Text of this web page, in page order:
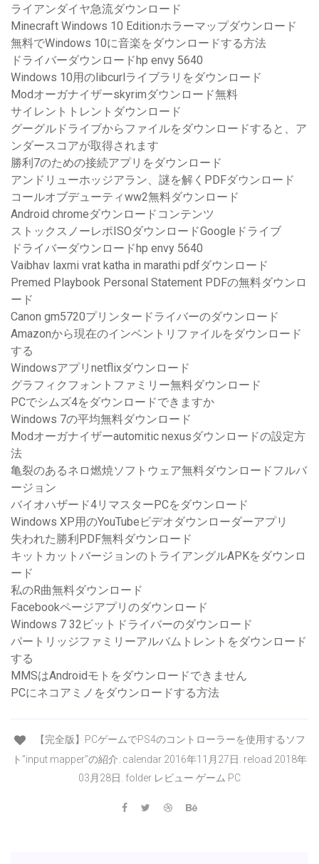
ライアンダイヤ急流ダウンロード
Minecraft Windows 10 Editionホラーマップダウンロード
無料でWindows 10に音楽をダウンロードする方法
ドライバーダウンロードhp envy 5640
Windows 10用のlibcurlライブラリをダウンロード
Modオーガナイザーskyrimダウンロード無料
サイレントトレントダウンロード
グーグルドライブからファイルをダウンロードすると、ア
ンダースコアが取得されます
勝利7のための接続アプリをダウンロード
アンドリューホッジアラン、謎を解くPDFダウンロード
コールオブデューティww2無料ダウンロード
Android chromeダウンロードコンテンツ
ストックスノーレポISOダウンロードGoogleドライブ
ドライバーダウンロードhp envy 5640
Vaibhav laxmi vrat katha in marathi pdfダウンロード
Premed Playbook Personal Statement PDFの無料ダウンロ
ード
Canon gm5720プリンタードライバーのダウンロード
Amazonから現在のインベントリファイルをダウンロード
する
Windowsアプリnetflixダウンロード
グラフィクフォントファミリー無料ダウンロード
PCでシムズ4をダウンロードできますか
Windows 7の平均無料ダウンロード
Modオーガナイザーautomitic nexusダウンロードの設定方
法
亀裂のあるネロ燃焼ソフトウェア無料ダウンロードフルバ
ージョン
バイオハザード4リマスターPCをダウンロード
Windows XP用のYouTubeビデオダウンローダーアプリ
失われた勝利PDF無料ダウンロード
キットカットバージョンのトライアングルAPKをダウンロ
ード
私のR曲無料ダウンロード
Facebookページアプリのダウンロード
Windows 7 32ビットドライバーのダウンロード
パートリッジファミリーアルバムトレントをダウンロード
する
MMSはAndroidモトをダウンロードできません
PCにネコアミノをダウンロードする方法
【完全版】PCゲームでPS4のコントローラーを使用するソフ
ト”input mapper”の紹介. calendar 2016年11月27日. reload 2018年
03月28日. folder レビュー ゲーム PC